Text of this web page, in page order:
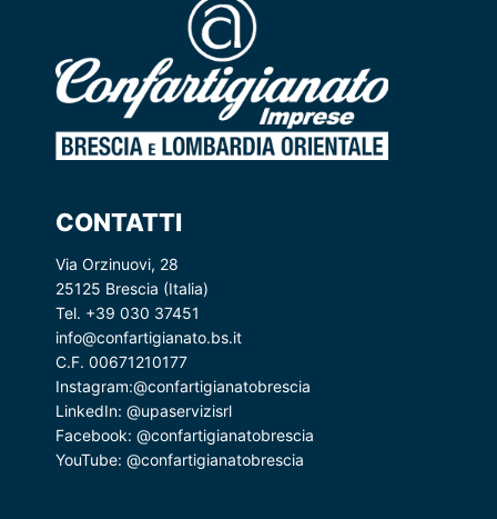
CONTATTI
Via Orzinuovi, 28
25125 Brescia (Italia)
Tel. +39 030 37451
info@confartigianato.bs.it
C.F. 00671210177
Instagram:@confartigianatobrescia
LinkedIn: @upaservizisrl
Facebook: @confartigianatobrescia
YouTube: @confartigianatobrescia